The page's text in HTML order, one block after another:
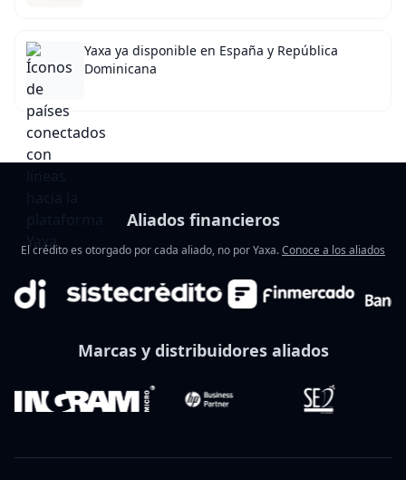
Yaxa ya disponible en España y República
Dominicana
Aliados financieros
El crédito es otorgado por cada aliado, no por Yaxa.Conoce a los aliados
Marcas y distribuidores aliados